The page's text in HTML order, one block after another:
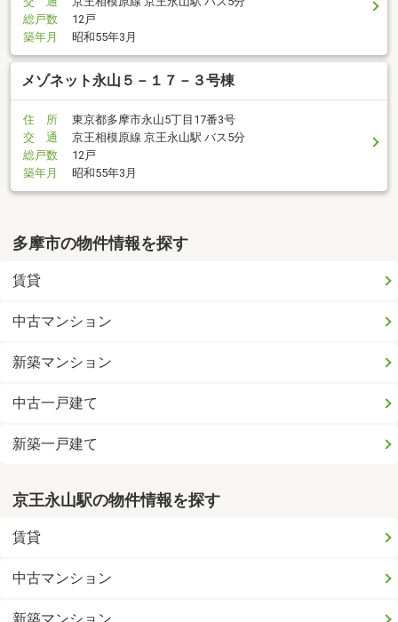
総戸数
12戸
築年月
昭和55年3月
メゾネット永山５－１７－３号棟
住 所
東京都多摩市永山5丁目17番3号
交 通
京王相模原線 京王永山駅 バス5分
総戸数
12戸
築年月
昭和55年3月
多摩市の物件情報を探す
賃貸
中古マンション
新築マンション
中古一戸建て
新築一戸建て
京王永山駅の物件情報を探す
賃貸
中古マンション